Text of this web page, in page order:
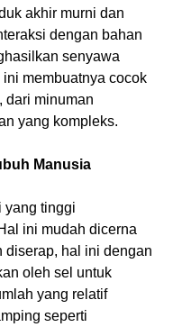
akhir murni dan
dengan bahan
senyawa
membuatnya cocok
dari minuman
yang kompleks.
Manusia
yang tinggi
ini mudah dicerna
diserap, hal ini dengan
oleh sel untuk
yang relatif
seperti